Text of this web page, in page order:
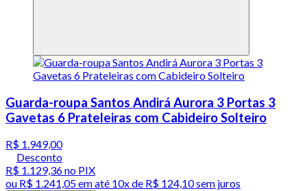
Guarda-roupa Santos Andirá Aurora 3 Portas 3
Gavetas 6 Prateleiras com Cabideiro Solteiro
R$ 1.949,00
Desconto
R$ 1.129,36no PIX
ou R$ 1.241,05em até 10x de R$ 124,10 sem juros